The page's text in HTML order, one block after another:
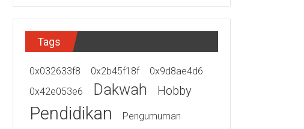
Tags
0x032633f8 0x2b45f18f
0x9d8ae4d6
0x42e053e6
Dakwah Hobby
Pendidikan Pengumuman